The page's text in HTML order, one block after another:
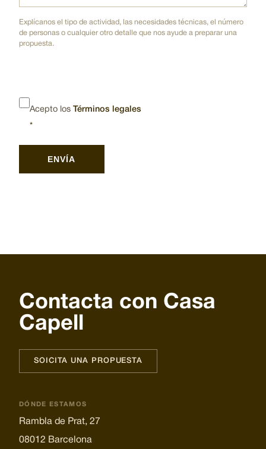
Explícanos el tipo de actividad, las necesidades técnicas, el número
de personas o cualquier otro detalle que nos ayude a preparar una
propuesta.
Acepto los Términos legales
Contacta con Casa
Capell
SOICITA UNA PROPUESTA
DÓNDE ESTAMOS
Rambla de Prat, 27
08012 Barcelona